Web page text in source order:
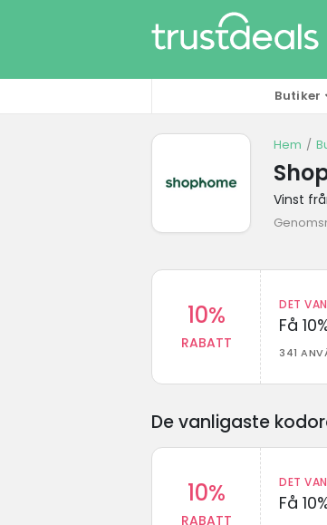
Butiker
Hem
Vinst
10%
RABATT
DET
Få
341
De vanligaste
10%
RABATT
DET
Få